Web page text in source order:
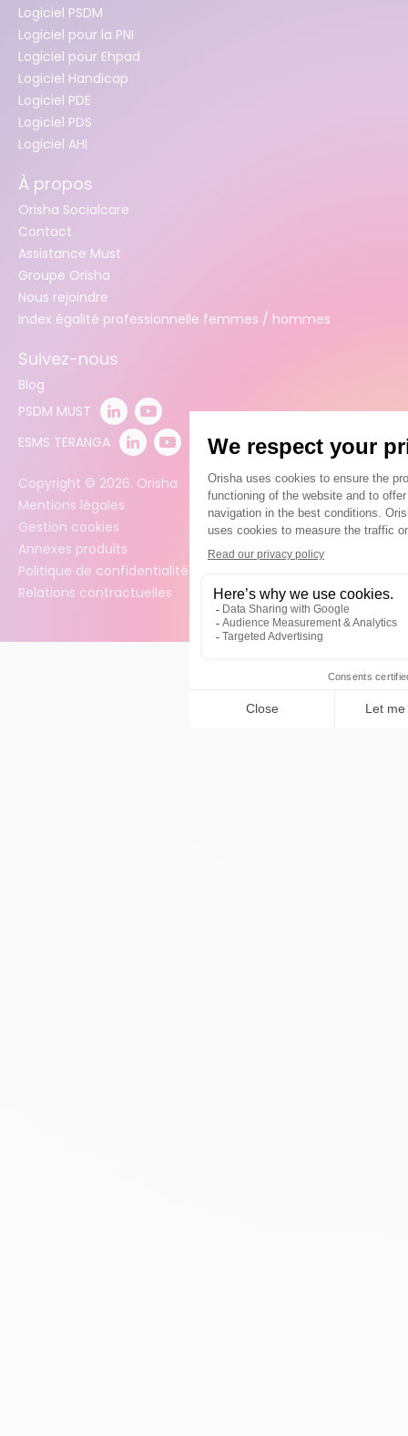
Logiciel PSDM
Logiciel pour la PNI
Logiciel pour Ehpad
Logiciel Handicap
Logiciel PDE
Logiciel PDS
Logiciel AHI
À propos
Orisha Socialcare
Contact
Assistance Must
Groupe Orisha
Nous rejoindre
Index égalité professionnelle femmes / hommes
Suivez-nous
Blog
PSDM MUST
ESMS TERANGA
Copyright © 2026. Orisha
Mentions légales
Gestion cookies
Annexes produits
Politique de confidentialité des données
Relations contractuelles